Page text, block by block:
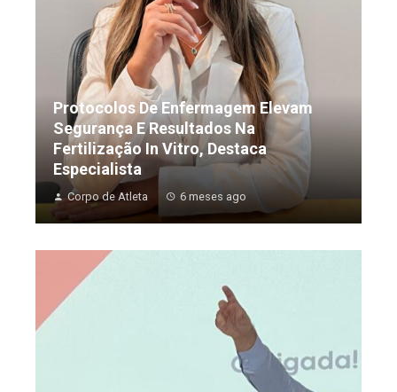
Protocolos De Enfermagem Elevam
Segurança E Resultados Na
Fertilização In Vitro, Destaca
Especialista
Corpo de Atleta 6 meses ago